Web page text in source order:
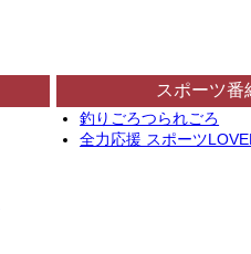
スポーツ番
釣りごろつられごろ
全力応援 スポーツ